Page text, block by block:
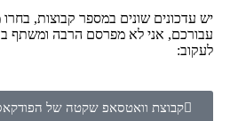
יש עדכונים שונים במספר קבוצות,
עבורכם, אני לא מפרסם הרבה ומשתף
לעקוב:
קבוצת וואטסאפ שקטה של